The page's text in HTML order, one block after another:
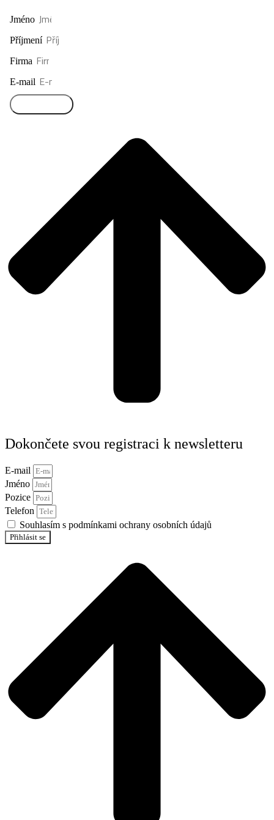
Jméno
Příjmení
Firma
E-mail
Dokončete svou registraci k newsletteru
E-mail
Jméno
Pozice
Telefon
Souhlasím s podmínkami ochrany osobních údajů
Přihlásit se